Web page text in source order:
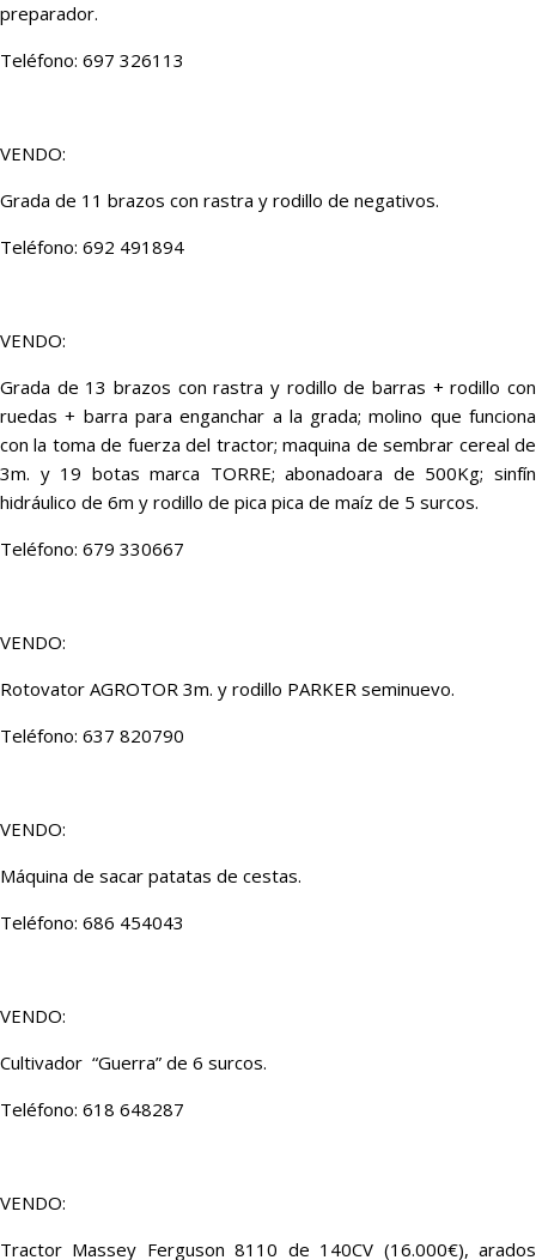
preparador.
Teléfono: 697 326113
VENDO:
Grada de 11 brazos con rastra y rodillo de negativos.
Teléfono: 692 491894
VENDO:
Grada de 13 brazos con rastra y rodillo de barras + rodillo con
ruedas + barra para enganchar a la grada; molino que funciona
con la toma de fuerza del tractor; maquina de sembrar cereal de
3m. y 19 botas marca TORRE; abonadoara de 500Kg; sinfín
hidráulico de 6m y rodillo de pica pica de maíz de 5 surcos.
Teléfono: 679 330667
VENDO:
Rotovator AGROTOR 3m. y rodillo PARKER seminuevo.
Teléfono: 637 820790
VENDO:
Máquina de sacar patatas de cestas.
Teléfono: 686 454043
VENDO:
Cultivador “Guerra” de 6 surcos.
Teléfono: 618 648287
VENDO:
Tractor Massey Ferguson 8110 de 140CV (16.000€), arados